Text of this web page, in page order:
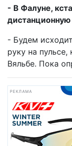
- В Фалуне,
- Будем
руку на
Вяльбе. Пока
РЕКЛАМА